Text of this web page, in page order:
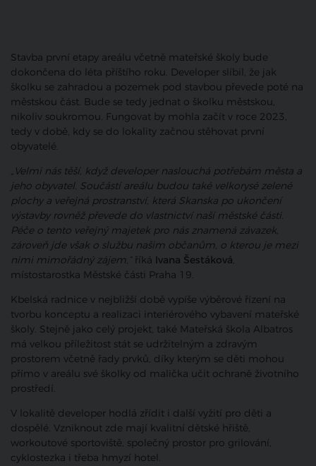
Stavba první etapy areálu včetně mateřské školy bude
dokončena do léta příštího roku. Developer slíbil, že jak
školku se zahradou a pozemek pod stavbou převede poté na
městskou část. Bude se tedy jednat o školku městskou,
nikoliv soukromou. Fungovat by mohla začít v roce 2023,
tedy v době, kdy se do lokality začnou stěhovat první
obyvatelé.
„Velmi nás těší, když developer naslouchá potřebám města a
jeho obyvatel. Součástí areálu budou také velkorysé zelené
plochy a veřejná prostranství, která Skanska po ukončení
výstavby rovněž převede do vlastnictví naší městské části.
Péče o tento veřejný majetek pro nás znamená závazek,
zároveň jde však o službu našim občanům, o kterou je mezi
nimi mimořádný zájem,“ říká Ivana Šestáková,
místostarostka Městské části Praha 19.
Kbelská radnice v nejbližší době vypíše výběrové řízení na
tvorbu konceptu a realizaci interiérového vybavení mateřské
školy. Stejně jako celý projekt, také Mateřská škola Albatros
má velkou příležitost stát se udržitelným a zdravým
prostorem včetně řady prvků, díky kterým se děti mohou
přímo v areálu své školky od malička učit ochraně životního
prostředí.
V lokalitě developer hodlá zřídit i další vyžití pro děti a
dospělé. Vzniknout zde mají kvalitní dětské hřiště,
workoutové sportoviště, společný prostor pro grilování,
cyklostezka i třeba hmyzí hotel.